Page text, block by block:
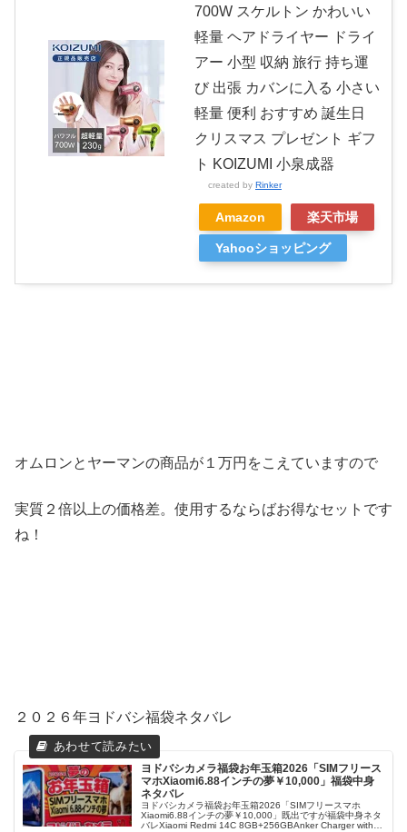
700W スケルトン かわいい
軽量 ヘアドライヤー ドライ
アー 小型 収納 旅行 持ち運
び 出張 カバンに入る 小さい
軽量 便利 おすすめ 誕生日
クリスマス プレゼント ギフ
ト KOIZUMI 小泉成器
created by Rinker
Amazon 楽天市場
Yahooショッピング
オムロンとヤーマンの商品が１万円をこえていますので
実質２倍以上の価格差。使用するならばお得なセットです
ね！
２０２６年ヨドバシ福袋ネタバレ
ヨドバシカメラ福袋お年玉箱2026「SIMフリース
マホXiaomi6.88インチの夢￥10,000」福袋中身
ネタバレ
ヨドバシカメラ福袋お年玉箱2026「SIMフリースマホ
Xiaomi6.88インチの夢￥10,000」既出ですが福袋中身ネタ
バレXiaomi Redmi 14C 8GB+256GBAnker Charger with